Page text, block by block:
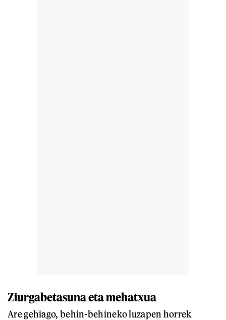
Ziurgabetasuna eta mehatxua
Are gehiago, behin-behineko luzapen horrek